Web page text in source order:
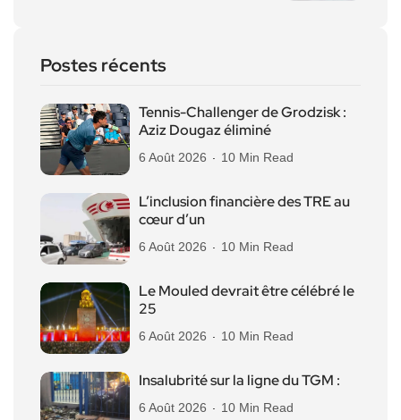
Postes récents
Tennis-Challenger de Grodzisk :
Aziz Dougaz éliminé
6 Août 2026 10 Min Read
L’inclusion financière des TRE au
cœur d’un
6 Août 2026 10 Min Read
Le Mouled devrait être célébré le
25
6 Août 2026 10 Min Read
Insalubrité sur la ligne du TGM :
6 Août 2026 10 Min Read